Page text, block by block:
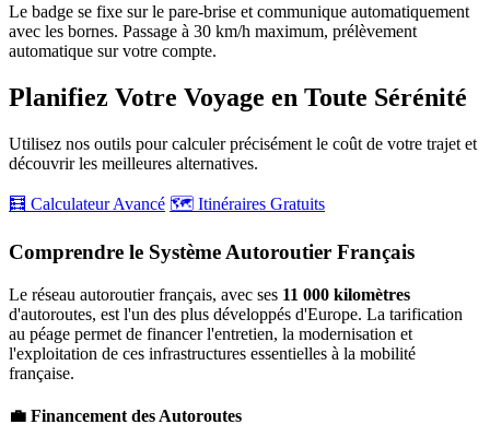
Le badge se fixe sur le pare-brise et communique automatiquement
avec les bornes. Passage à 30 km/h maximum, prélèvement
automatique sur votre compte.
Planifiez Votre Voyage en Toute Sérénité
Utilisez nos outils pour calculer précisément le coût de votre trajet et
découvrir les meilleures alternatives.
🧮 Calculateur Avancé 🗺️ Itinéraires Gratuits
Comprendre le Système Autoroutier Français
Le réseau autoroutier français, avec ses 11 000 kilomètres
d'autoroutes, est l'un des plus développés d'Europe. La tarification
au péage permet de financer l'entretien, la modernisation et
l'exploitation de ces infrastructures essentielles à la mobilité
française.
💼 Financement des Autoroutes